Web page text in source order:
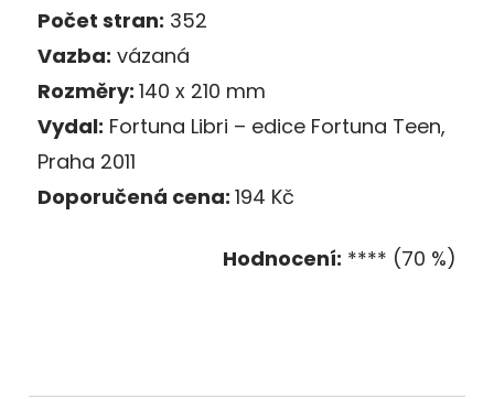
Počet stran: 352
Vazba: vázaná
Rozměry: 140 x 210 mm
Vydal: Fortuna Libri – edice Fortuna Teen,
Praha 2011
Doporučená cena: 194 Kč
Hodnocení: **** (70 %)